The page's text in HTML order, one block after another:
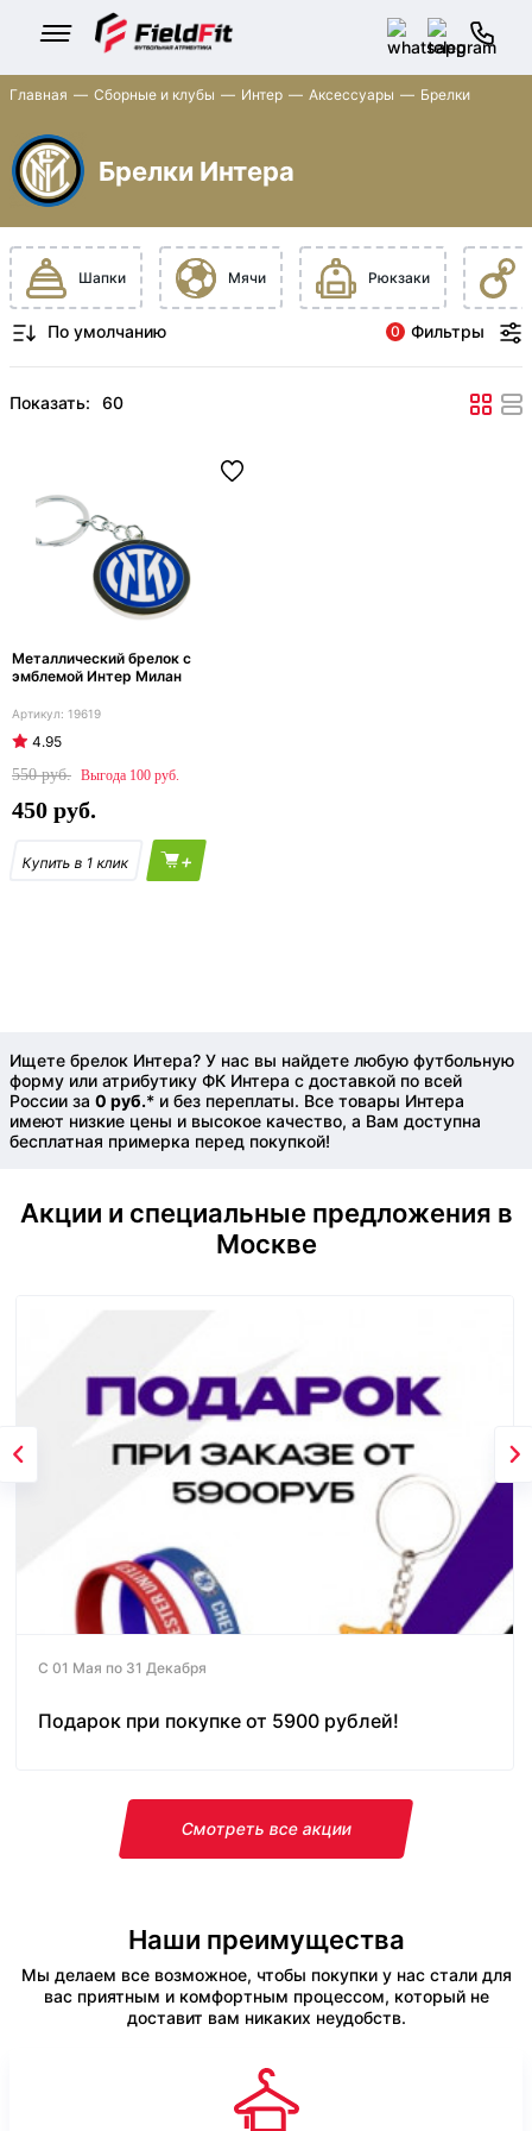
Главная Сборные и клубы Интер Аксессуары Брелки
Брелки Интера
Шапки Мячи Рюкзаки
0 Фильтры
Показать:
Металлический брелок с
эмблемой Интер Милан
19619
4.95
550
100
450
+
Ищете брелок Интера? У нас вы найдете любую футбольную
форму или атрибутику ФК Интера с доставкой по всей
России за 0 руб.* и без переплаты. Все товары Интера
имеют низкие цены и высокое качество, а Вам доступна
бесплатная примерка перед покупкой!
Акции и специальные предложения в
Москве
С 01 Мая по 31 Декабря
Подарок при покупке от 5900 рублей!
Смотреть все акции
Наши преимущества
Мы делаем все возможное, чтобы покупки у нас стали для
вас приятным и комфортным процессом, который не
доставит вам никаких неудобств.